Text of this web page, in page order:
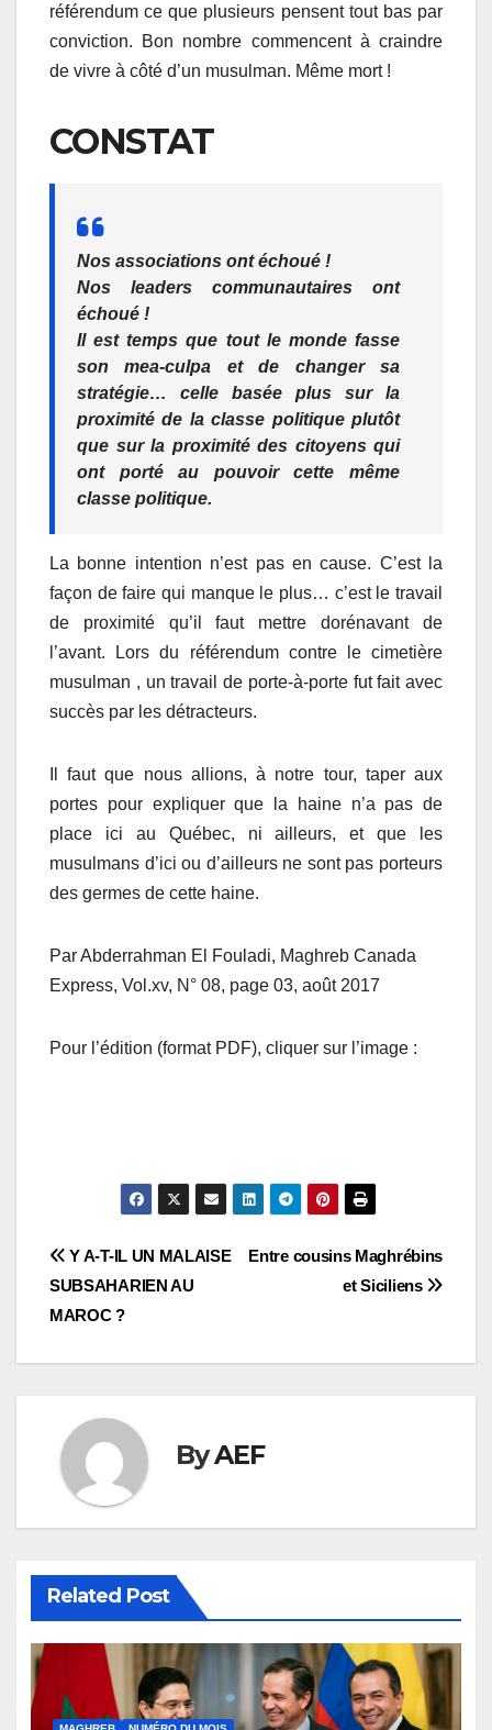
référendum ce que plusieurs pensent tout bas par
conviction. Bon nombre commencent à craindre
de vivre à côté d’un musulman. Même mort !
CONSTAT
Nos associations ont échoué !
Nos leaders communautaires ont
échoué !
Il est temps que tout le monde fasse
son mea-culpa et de changer sa
stratégie… celle basée plus sur la
proximité de la classe politique plutôt
que sur la proximité des citoyens qui
ont porté au pouvoir cette même
classe politique.
La bonne intention n’est pas en cause. C’est la
façon de faire qui manque le plus… c’est le travail
de proximité qu’il faut mettre dorénavant de
l’avant. Lors du référendum contre le cimetière
musulman , un travail de porte-à-porte fut fait avec
succès par les détracteurs.
Il faut que nous allions, à notre tour, taper aux
portes pour expliquer que la haine n’a pas de
place ici au Québec, ni ailleurs, et que les
musulmans d’ici ou d’ailleurs ne sont pas porteurs
des germes de cette haine.
Par Abderrahman El Fouladi, Maghreb Canada
Express, Vol.xv, N° 08, page 03, août 2017
Pour l’édition (format PDF), cliquer sur l’image :
Navigation
de
l’article
Entre cousins Maghrébins
et Siciliens
Y A-T-IL UN MALAISE
SUBSAHARIEN AU
MAROC ?
ByAEF
Related Post